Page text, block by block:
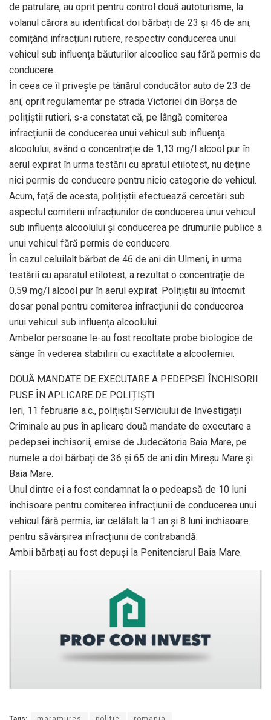
de patrulare, au oprit pentru control două autoturisme, la
volanul cărora au identificat doi bărbați de 23 și 46 de ani,
comițând infracțiuni rutiere, respectiv conducerea unui
vehicul sub influența băuturilor alcoolice sau fără permis de
conducere.
În ceea ce îl privește pe tânărul conducător auto de 23 de
ani, oprit regulamentar pe strada Victoriei din Borșa de
polițiștii rutieri, s-a constatat că, pe lângă comiterea
infracțiunii de conducerea unui vehicul sub influența
alcoolului, având o concentrație de 1,13 mg/l alcool pur în
aerul expirat în urma testării cu apratul etilotest, nu deține
nici permis de conducere pentru nicio categorie de vehicul.
Acum, față de acesta, polițiștii efectuează cercetări sub
aspectul comiterii infracțiunilor de conducerea unui vehicul
sub influența alcoolului și conducerea pe drumurile publice a
unui vehicul fără permis de conducere.
În cazul celuilalt bărbat de 46 de ani din Ulmeni, în urma
testării cu aparatul etilotest, a rezultat o concentrație de
0.59 mg/l alcool pur în aerul expirat. Polițiștii au întocmit
dosar penal pentru comiterea infracțiunii de conducerea
unui vehicul sub influența alcoolului.
Ambelor persoane le-au fost recoltate probe biologice de
sânge în vederea stabilirii cu exactitate a alcoolemiei.
DOUĂ MANDATE DE EXECUTARE A PEDEPSEI ÎNCHISORII
PUSE ÎN APLICARE DE POLIȚIȘTI
Ieri, 11 februarie a.c., polițiștii Serviciului de Investigații
Criminale au pus în aplicare două mandate de executare a
pedepsei închisorii, emise de Judecătoria Baia Mare, pe
numele a doi bărbați de 36 și 65 de ani din Mireșu Mare și
Baia Mare.
Unul dintre ei a fost condamnat la o pedeapsă de 10 luni
închisoare pentru comiterea infracțiunii de conducerea unui
vehicul fără permis, iar celălalt la 1 an și 8 luni închisoare
pentru săvârșirea infracțiunii de contrabandă.
Ambii bărbați au fost depuși la Penitenciarul Baia Mare.